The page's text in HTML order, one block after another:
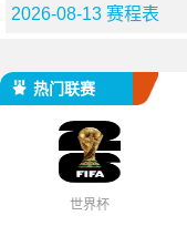
2026-08-13 赛程表
热门联赛
世界杯